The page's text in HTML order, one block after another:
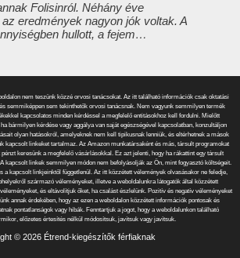
Folisinról. Néhány éve
eredmények nagyon jók voltak. A
hullott, a fejem…
nem teszünk közzé orvosi tanácsokat. Az itt található információk csak oktatási
semmiképpen sem tekinthetők orvosi tanácsnak. Nem vagyunk semmilyen termék
kapcsolatos minden kérdéssel a megfelelő entitásokhoz kell fordulni. Mielőtt
bármilyen kérdése vagy aggálya van saját egészségével kapcsolatban, konzultáljon
olyan hatásokról, amelyeknek nem kell tipikusnak lenniük, és eltérhetnek a mások
kapcsolt linkeket tartalmaz. Az Amazon munkatársaként és más, társult programokat
keresünk a megfelelő vásárlásokkal. Ez azt jelenti, hogy ha rákattint egy társult
kapcsolt linkek semmilyen módon nem befolyásolják az Ön, mint fogyasztó költségeit.
a kapcsolt linkjeinktől függetlenül. Az itt közzétett vélemények olvasásakor ne feledje,
származó véleményeket, illetve a weboldalunkra látogatók által közzétett
és eltávolítjuk őket, ha csalást észlelünk. Pozitív és negatív véleményeket
annak érdekében, hogy az ezen a weboldalon közzétett információk pontosak és
pontatlanságok vagy hibák. Fenntartjuk a jogot, hogy a weboldalunkon található
előzetes értesítés nélkül módosítsuk, javítsuk vagy javítsuk.
© 2026 Étrend-kiegészítők férfiaknak